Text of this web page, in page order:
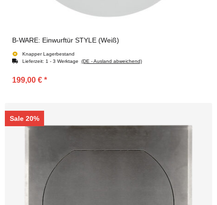
B-WARE: Einwurftür STYLE (Weiß)
Knapper Lagerbestand
Lieferzeit: 1 - 3 Werktage (DE - Ausland abweichend)
199,00 € *
Sale 20%